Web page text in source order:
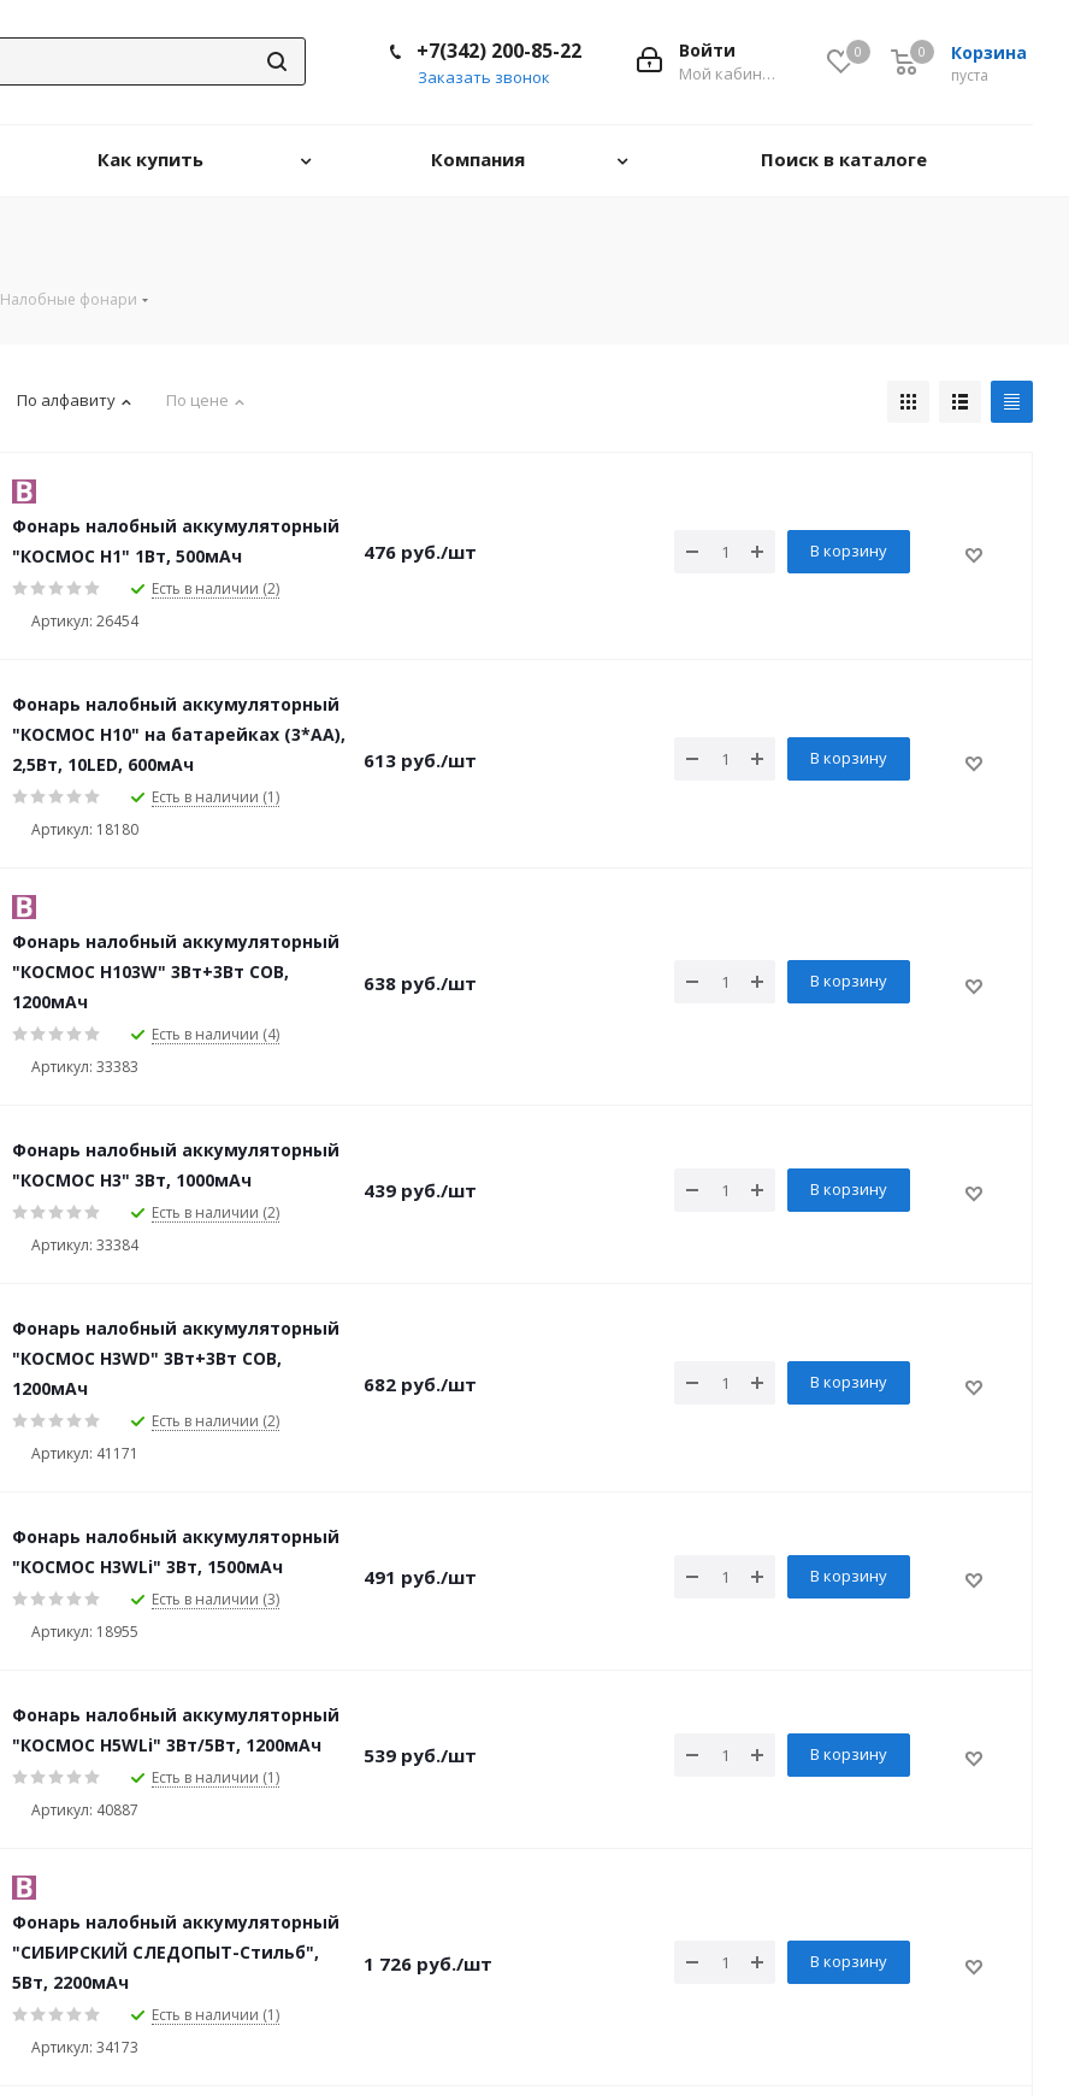
0 Корзина
0
пуста
0
Войти
Мой кабинет
+7(342) 200-85-22
Заказать звонок
Как купить Компания Поиск в каталоге
Налобные фонари
По алфавиту По цене
Фонарь налобный аккумуляторный
"КОСМОС H1" 1Bт, 500мАч
Есть в наличии (2)
Артикул: 26454
476 руб./шт В корзину
Фонарь налобный аккумуляторный
"КОСМОС H10" на батарейках (3*АА),
2,5Вт, 10LED, 600мАч
Есть в наличии (1)
Артикул: 18180
613 руб./шт В корзину
Фонарь налобный аккумуляторный
"КОСМОС H103W" 3Вт+3Вт COB,
1200мАч
Есть в наличии (4)
Артикул: 33383
638 руб./шт В корзину
Фонарь налобный аккумуляторный
"КОСМОС H3" 3Bт, 1000мАч
Есть в наличии (2)
Артикул: 33384
439 руб./шт В корзину
Фонарь налобный аккумуляторный
"КОСМОС H3WD" 3Вт+3Вт COB,
1200мАч
Есть в наличии (2)
Артикул: 41171
682 руб./шт В корзину
Фонарь налобный аккумуляторный
"КОСМОС H3WLi" 3Вт, 1500мАч
Есть в наличии (3)
Артикул: 18955
491 руб./шт В корзину
Фонарь налобный аккумуляторный
"КОСМОС H5WLi" 3Bт/5Вт, 1200мАч
Есть в наличии (1)
Артикул: 40887
539 руб./шт В корзину
Фонарь налобный аккумуляторный
"СИБИРСКИЙ СЛЕДОПЫТ-Стильб",
5Вт, 2200мАч
Есть в наличии (1)
Артикул: 34173
1 726 руб./шт В корзину